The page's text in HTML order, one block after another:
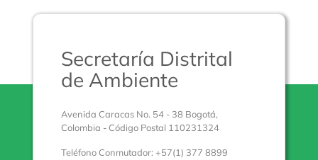
Secretaría Distrital
de Ambiente
Avenida Caracas No. 54 - 38 Bogotá,
Colombia - Código Postal 110231324
Teléfono Conmutador: +57(1) 377 8899